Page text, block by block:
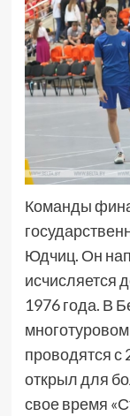
Команды
Юдчиц. Он
исчисляется
1976 года. В
проводятся с
открыл для
свое время